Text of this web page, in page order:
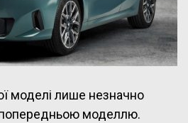
моделі лише незначно
попередньою моделлю.